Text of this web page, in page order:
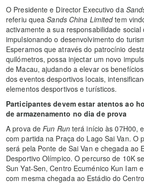
O Presidente e Director Executivo da
referiu queaSands China Limitedtem
activamente a sua responsabilidade social
impulsionando o desenvolvimento do
Esperamos que através do patrocínio
quilómetros, possa injectar um novo
de Macau, ajudando a elevar os
dos eventos desportivos locais,
elementos desportivos e turísticos.
Participantes devem estar atentos ao
de armazenamento no dia de prova
A prova deFun Runterá início às 07H00,
com partida na Praça do Lago Sai Van. O
será pela Ponte de Sai Van e chegada ao
Desportivo Olímpico. O percurso de 10K
Sun Yat-Sen, Centro Ecuménico Kun Iam
com mesma chegada ao Estádio do